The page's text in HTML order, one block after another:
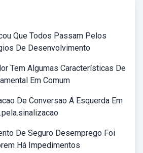
Que Todos Passam Pelos
De Desenvolvimento
Tem Algumas Características De
Em Comum
De Conversao A Esquerda Em
De Seguro Desemprego Foi
Há Impedimentos